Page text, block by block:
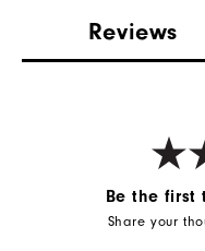
Reviews
Be the first
Share your